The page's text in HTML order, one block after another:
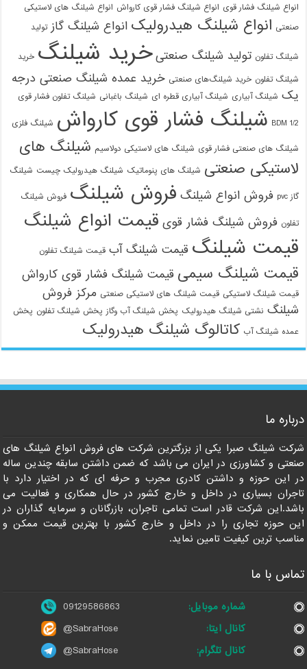
انواع شیلنگ فشار قوی انواع شیلنگ فشار قوی کارواش انواع شیلنگ های لاستیکی
صنعتی انواع شیلنگ هیدرولیک انواع شیلنگ گاز تولید
شیلنگ تفلون تولید شیلنگ صنعتی خرید شیلنگ خرید
شیلنگ تفلون خرید شیلنگ‌های صنعتی خرید عمده شیلنگ صنعتی درجه
یک شیلنگ آبیاری شیلنگ آبیاری قطره ای شیلنگ باغبانی شیلنگ تفلون فشار قوی
1/2 BDM شیلنگ فشار قوی کارواش شیلنگ فلزی
شیلنگ های صنعتی فشار قوی شیلنگ های لاستیکی دولاسیم شیلنگ های
لاستیکی صنعتی شیلنگ های پنوماتیک شیلنگ هیدرولیک چیست شیلنگ
گاز pvc فروش انواع شیلنگ فروش شیلنگ فروش شیلنگ
تفلون فروش شیلنگ فشار قوی قیمت انواع شیلنگ
قیمت شیلنگ قیمت شیلنگ آب قیمت شیلنگ تفلون
قیمت شیلنگ سیمی قیمت شیلنگ فشار قوی کارواش
قیمت شیلنگ لاستیکی قیمت شیلنگ های لاستیکی صنعتی مرکز فروش
شیلنگ نشتی شیلنگ هیدرولیک پخش شیلنگ آب وگاز پخش شیلنگ تفلون پخش
عمده شیلنگ آب کاتالوگ شیلنگ هیدرولیک
درباره ما
شرکت شیلنگ صبرا یکی از بزرگترین شرکت های فروش انواع شیلنگ های
صنعتی و کشاورزی در ایران می باشد که ضمن داشتن سابقه چندین ساله
در این حوزه و داشتن کادری مجرب و حرفه ای که در اختیار دارد با
تاجران بسیاری در داخل و خارج کشور در حال همکاری و فعالیت می
باشد.این شرکت قادر است تمامی تاجران، بازرگانان و سرمایه گذاران در
این حوزه تجاری را در داخل و خارج کشور با بهترین قیمت ممکن و
مناسب ترین کیفیت تامین نماید.
تماس با ما
شماره موبایل:
09129586863
کانال ایتا:
@SabraHose
کانال تلگرام:
@SabraHose